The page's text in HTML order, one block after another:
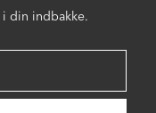
i din indbakke.